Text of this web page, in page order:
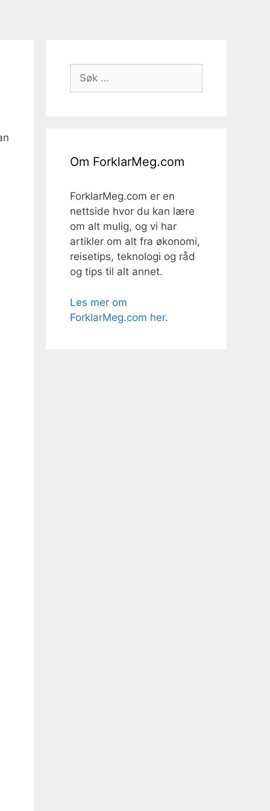
Søk
etter:
Om ForklarMeg.com
ForklarMeg.com er en
nettside hvor du kan lære
om alt mulig, og vi har
artikler om alt fra økonomi,
reisetips, teknologi og råd
og tips til alt annet.
Les mer om
ForklarMeg.com her.